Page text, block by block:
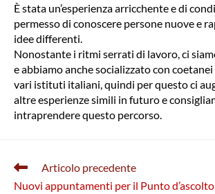
È stata un’esperienza arricchente e di
permesso di conoscere persone nuove e
idee differenti.
Nonostante i ritmi serrati di lavoro, ci
e abbiamo anche socializzato con
vari istituti italiani, quindi per questo ci
altre esperienze simili in futuro e
intraprendere questo percorso.
Leggi
altri
Articolo precedente
Nuovi appuntamenti per il Punto d’ascolto